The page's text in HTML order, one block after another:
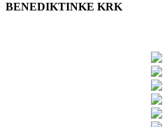
BENEDIKTINKE KRK